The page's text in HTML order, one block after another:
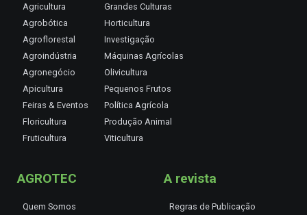
Agricultura
Agrobótica
Agroflorestal
Agroindústria
Agronegócio
Apicultura
Feiras & Eventos
Floricultura
Fruticultura
Grandes Culturas
Horticultura
Investigação
Máquinas Agrícolas
Olivicultura
Pequenos Frutos
Política Agrícola
Produção Animal
Viticultura
AGROTEC
Quem Somos
A revista
Regras de Publicação